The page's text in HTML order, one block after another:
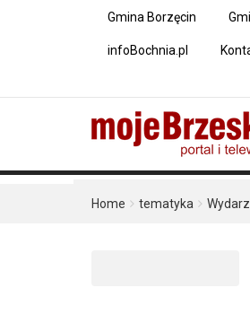
Gmina Borzęcin
infoBochnia.pl
Home tematyka